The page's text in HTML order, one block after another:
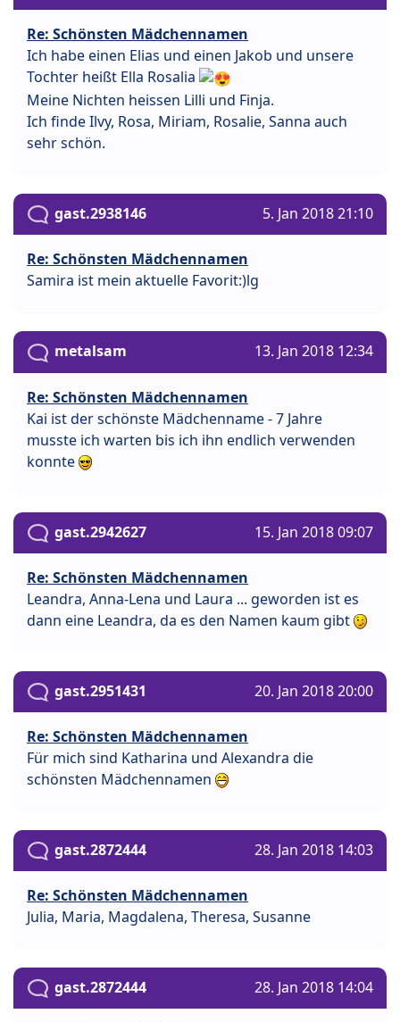
Re: Schönsten Mädchennamen
Ich habe einen Elias und einen Jakob und unsere
Tochter heißt Ella Rosalia
Meine Nichten heissen Lilli und Finja.
Ich finde Ilvy, Rosa, Miriam, Rosalie, Sanna auch
sehr schön.
gast.2938146 5. Jan 2018 21:10
Re: Schönsten Mädchennamen
Samira ist mein aktuelle Favorit:)lg
metalsam 13. Jan 2018 12:34
Re: Schönsten Mädchennamen
Kai ist der schönste Mädchenname - 7 Jahre
musste ich warten bis ich ihn endlich verwenden
konnte
gast.2942627 15. Jan 2018 09:07
Re: Schönsten Mädchennamen
Leandra, Anna-Lena und Laura ... geworden ist es
dann eine Leandra, da es den Namen kaum gibt
gast.2951431 20. Jan 2018 20:00
Re: Schönsten Mädchennamen
Für mich sind Katharina und Alexandra die
schönsten Mädchennamen
gast.2872444 28. Jan 2018 14:03
Re: Schönsten Mädchennamen
Julia, Maria, Magdalena, Theresa, Susanne
gast.2872444 28. Jan 2018 14:04